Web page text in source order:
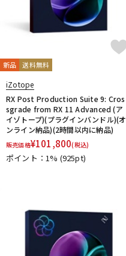
新品 送料無料
iZotope
RX Post Production Suite 9: Cros
sgrade from RX 11 Advanced (ア
イゾトープ)(プラグインバンドル)(オ
ンライン納品)(2時間以内に納品)
販売価格¥101,800(税込)
ポイント：1% (925pt)